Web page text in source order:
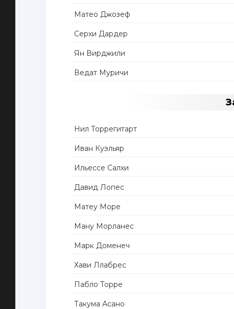
Матео Джозеф
Серхи Дардер
Ян Вирджили
Ведат Муричи
Нил Торрегитарт
Иван Куэльяр
Ильессе Салхи
Давид Лопес
Матеу Море
Ману Морланес
Марк Доменеч
Хави Ллабрес
Пабло Торре
Такума Асано